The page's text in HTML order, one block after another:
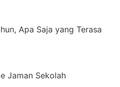
Apa Saja yang Terasa
Jaman Sekolah